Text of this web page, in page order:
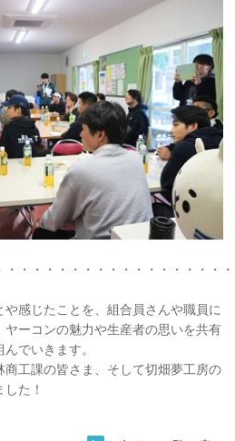
・・・・・・・・・・・・・・・・・
感じたことを、組合員さんや職員に
ヤーコンの魅力や生産者の思いを共有
でいきます。
工課の皆さま、そして切畑夢工房の
た！